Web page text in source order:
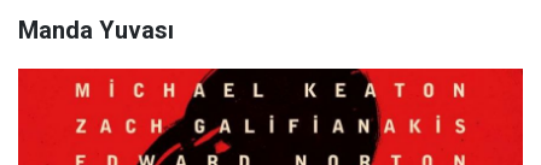
Manda Yuvası